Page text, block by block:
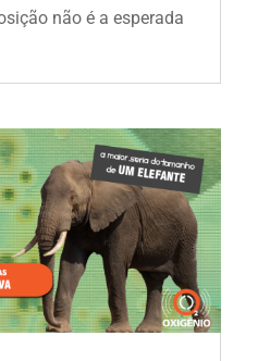
não é a esperada